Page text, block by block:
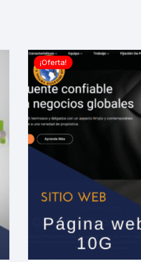
¡Oferta!